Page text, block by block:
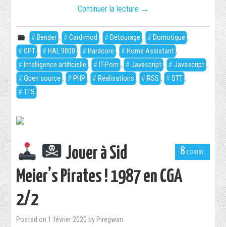
Continuer la lecture →
Bender , Card-mod , Détourage , Domotique ,
GPT , HAL 9000 , Hardcore , Home Assistant ,
Intelligence artificielle , IT-Porn , Javascript , Javascript ,
Open source , PHP , Réalisations , RSS , STT ,
TTS
8
Jouer à Sid
Meier’s Pirates ! 1987 en CGA
2/2
Posted on 1 février 2020 by Piregwan